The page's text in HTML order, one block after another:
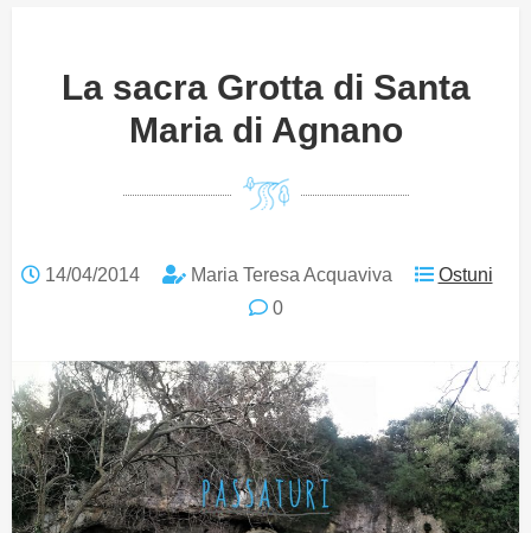
La sacra Grotta di Santa
Maria di Agnano
14/04/2014 Maria Teresa Acquaviva
Ostuni
0